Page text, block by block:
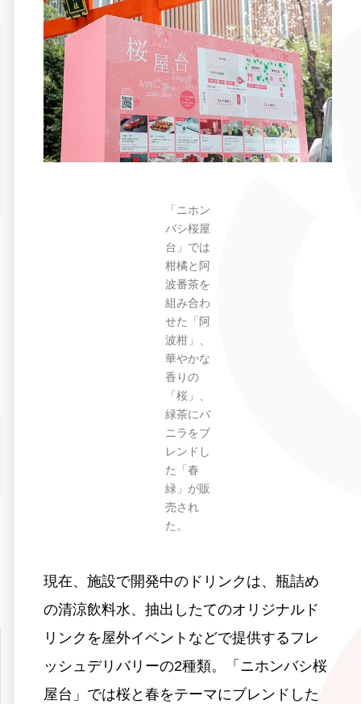
「ニホン
バシ桜屋
台」では
柑橘と阿
波番茶を
組み合わ
せた「阿
波柑」、
華やかな
香りの
「桜」、
緑茶にバ
ニラをブ
レンドし
た「春
緑」が販
売され
た。
現在、施設で開発中のドリンクは、瓶詰め
の清涼飲料水、抽出したてのオリジナルド
リンクを屋外イベントなどで提供するフレ
ッシュデリバリーの2種類。「ニホンバシ桜
屋台」では桜と春をテーマにブレンドした